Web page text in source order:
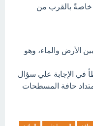
بالقرب من
الأرض والماء، وهو
في الإجابة علي سؤال
حافة المسطحات